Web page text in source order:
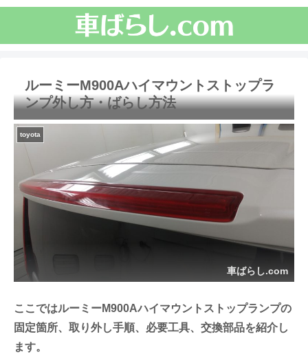
ルーミーM900Aハイマウントストップラ
ンプ外し方・ばらし方法
toyota
車ばらし.com
ここではルーミーM900Aハイマウントストップランプの
固定箇所、取り外し手順、必要工具、交換部品を紹介し
ます。